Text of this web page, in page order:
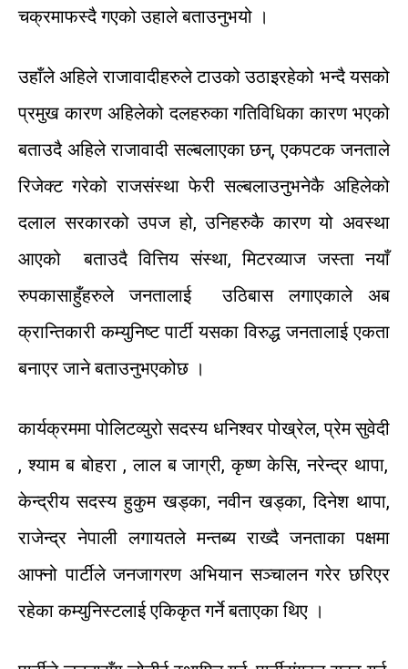
चक्रमाफस्दै गएको उहाले बताउनुभयो ।
उहाँले अहिले राजावादीहरुले टाउको उठाइरहेको भन्दै यसको
प्रमुख कारण अहिलेको दलहरुकागतिविधिका कारण भएको
बताउदै अहिले राजावादी सल्बलाएका छन्,एकपटक जनताले
रिजेक्ट गरेको राजसंस्था फेरी सल्बलाउनुभनेकै अहिलेको
दलाल सरकारको उपज हो,उनिहरुकै कारण यो अवस्था
आएको
बताउदै वित्तिय संस्था,मिटरव्याज जस्ता नयाँ
रुपकासाहुँहरुले जनतालाई उठिबास लगाएकाले
अब
क्रान्तिकारी कम्युनिष्ट पार्टी यसका विरुद्ध जनतालाई एकता
बनाएर जाने बताउनुभएकोछ ।
कार्यक्रममा पोलिटव्युरो सदस्य धनिश्वर पोख्रेल,प्रेम सुवेदी
,श्याम ब बोहरा,लाल ब जाग्री,कृष्ण केसि,नरेन्द्र थापा,
केन्द्रीयसदस्य हुकुम खड्का,नवीन खड्का,दिनेश थापा,
राजेन्द्र नेपाली लगायतले मन्तब्य राख्दै जनताका पक्षमा
आफ्नो पार्टीले जनजागरणअभियान सञ्चालन गरेर छरिएर
रहेका कम्युनिस्टलाई एकिकृत गर्ने बताएका थिए ।